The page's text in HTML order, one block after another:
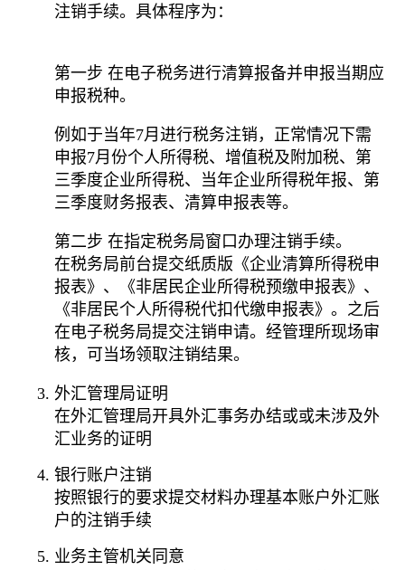
注销手续。具体程序为：
第一步 在电子税务进行清算报备并申报当期应
申报税种。
例如于当年7月进行税务注销，正常情况下需
申报7月份个人所得税、增值税及附加税、第
三季度企业所得税、当年企业所得税年报、第
三季度财务报表、清算申报表等。
第二步 在指定税务局窗口办理注销手续。
在税务局前台提交纸质版《企业清算所得税申
报表》、《非居民企业所得税预缴申报表》、
《非居民个人所得税代扣代缴申报表》。之后
在电子税务局提交注销申请。经管理所现场审
核，可当场领取注销结果。
外汇管理局证明
在外汇管理局开具外汇事务办结或或未涉及外
汇业务的证明
银行账户注销
按照银行的要求提交材料办理基本账户外汇账
户的注销手续
业务主管机关同意